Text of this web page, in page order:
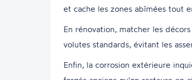
et cache les zones abîmées tout
En rénovation, matcher les
volutes standards, évitant les
Enfin, la corrosion extérieure